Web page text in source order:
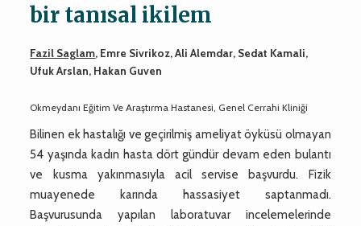
bir tanısal ikilem
Fazil Saglam, Emre Sivrikoz, Ali Alemdar, Sedat Kamali,
Ufuk Arslan, Hakan Guven
Okmeydanı Eğitim Ve Araştırma Hastanesi, Genel Cerrahi Kliniği
Bilinen ek hastalığı ve geçirilmiş ameliyat öyküsü olmayan
54 yaşında kadın hasta dört gündür devam eden bulantı
ve kusma yakınmasıyla acil servise başvurdu. Fizik
muayenede karında hassasiyet saptanmadı.
Başvurusunda yapılan laboratuvar incelemelerinde